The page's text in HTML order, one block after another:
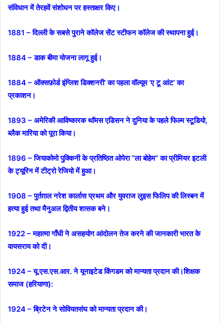
संविधान में तेरहवें संशोधन पर हस्ताक्षर किए।
1881 – दिल्ली के सबसे पुराने कॉलेज सेंट स्टीफन काॅलेज की स्थापना हुई।
1884 – डाक बीमा योजना लागू हुई।
1884 – ऑक्सफ़ोर्ड इंग्लिश डिक्शनरी’ का पहला वॉल्यूम ‘ए टू आंट’ का
प्रकाशन।
1893 – अमेरिकी आविष्कारक थॉमस एडिसन ने दुनिया के पहले फिल्म स्टूडियो,
ब्लैक मारिया को पूरा किया।
1896 – जियाकोमो पुक्किनी के प्रतिष्ठित ओपेरा “ला बोहेम” का प्रीमियर इटली
के ट्यूरिन में टीट्रो रेजियो में हुआ।
1908 – पुर्तग़ाल नरेश कार्लास प्रथम और युवराज लुइस फिलिप की लिस्बन में
हत्या हुई तथा मैनुअल द्वितीय शासक बने।
1922 – महात्मा गाँधी ने असहयोग आंदोलन तेज करने की जानकारी भारत के
वायसराय को दी।
1924 – यू.एस.एस.आर. ने यूनाइटेड किंगडम को मान्यता प्रदान की।शिक्षक
समाज (हरियाणा):
1924 – ब्रिटेन ने सोवियतसंघ को मान्यता प्रदान की।